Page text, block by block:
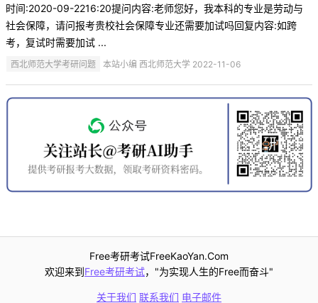
时间:2020-09-2216:20提问内容:老师您好，我本科的专业是劳动与
社会保障，请问报考贵校社会保障专业还需要加试吗回复内容:如跨
考，复试时需要加试 ...
西北师范大学考研问题 本站小编 西北师范大学 2022-11-06
Free考研考试FreeKaoYan.Com
欢迎来到Free考研考试，"为实现人生的Free而奋斗"
关于我们 联系我们 电子邮件